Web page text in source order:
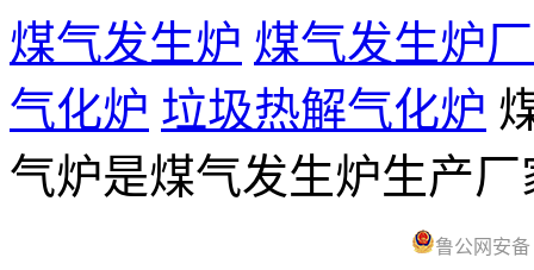
煤气发生炉 煤气发生炉
气化炉 垃圾热解气化炉
气炉是煤气发生炉生产
鲁公网安备